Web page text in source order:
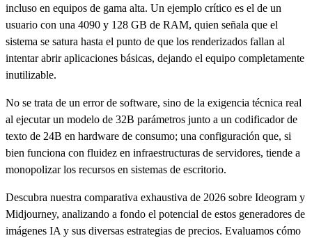
incluso en equipos de gama alta. Un ejemplo crítico es el de un
usuario con una 4090 y 128 GB de RAM, quien señala que el
sistema se satura hasta el punto de que los renderizados fallan al
intentar abrir aplicaciones básicas, dejando el equipo completamente
inutilizable.
No se trata de un error de software, sino de la exigencia técnica real
al ejecutar un modelo de 32B parámetros junto a un codificador de
texto de 24B en hardware de consumo; una configuración que, si
bien funciona con fluidez en infraestructuras de servidores, tiende a
monopolizar los recursos en sistemas de escritorio.
Descubra nuestra comparativa exhaustiva de 2026 sobre Ideogram y
Midjourney, analizando a fondo el potencial de estos generadores de
imágenes IA y sus diversas estrategias de precios. Evaluamos cómo